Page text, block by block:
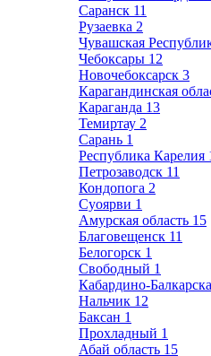
Саранск 11
Рузаевка 2
Чувашская
Чебоксары 12
Новочебоксарск 3
Карагандинская
Караганда 13
Темиртау 2
Сарань 1
Республика Карелия
Петрозаводск 11
Кондопога 2
Суоярви 1
Амурская область 15
Благовещенск 11
Белогорск 1
Свободный 1
Кабардино-
Нальчик 12
Баксан 1
Прохладный 1
Абай область 15